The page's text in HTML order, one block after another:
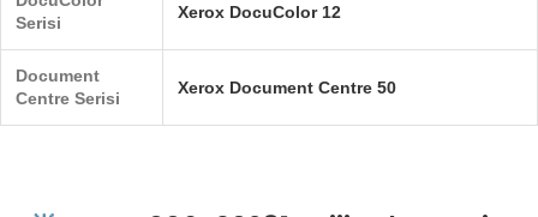
Serisi
Xerox DocuColor 12
Document
Centre Serisi
Xerox Document Centre 50